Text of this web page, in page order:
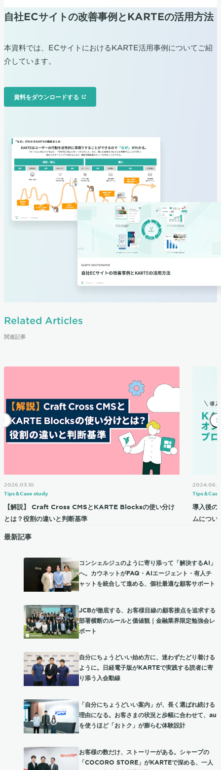
Related Articles
関連記事
2026.03.10
Tips＆Case study
【解説】 Craft Cross CMSとKARTE Blocksの使い分け
とは？役割の違いと判断基準
Tips＆
導入後の
ムについ
最新記事
コンシェルジュのように寄り添って「解決するAI」
へ。カウネットがFAQ・AIエージェント・有人チ
ャットを統合して進める、個社最適な顧客サポート
JCBが徹底する、お客様目線の顧客接点を追求する
部署横断のルールと価値観｜金融業界限定勉強会レ
ポート
自分にちょうどいい始め方に、迷わずたどり着ける
ように。日経電子版がKARTEで実践する読者に寄
り添う入会動線
「自分にちょうどいい案内」が、長く選ばれ続ける
理由になる。お客さまの状況と歩幅に合わせて、au
を使うほど「おトク」が膨らむ体験設計
お客様の数だけ、ストーリーがある。シャープの
「COCORO STORE」がKARTEで深める、一人
自社ECサイトの改善事例とKARTEの活用方法
本資料では、ECサイトにおけるKARTE活用事例についてご紹
介しています。
資料をダウンロードする